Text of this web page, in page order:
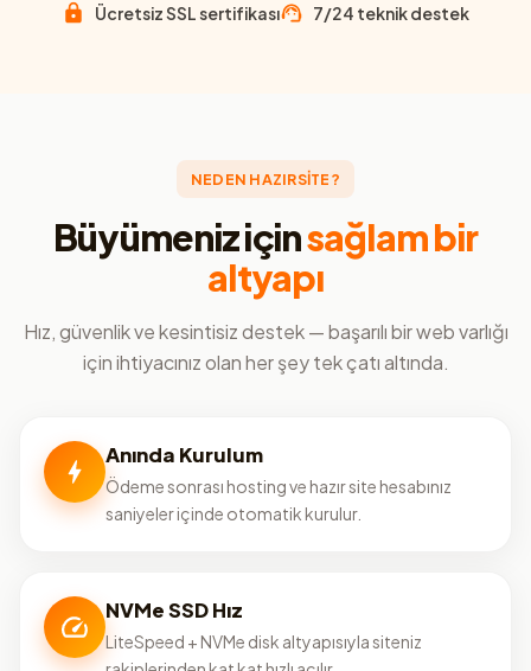
Ücretsiz SSL sertifikası 7/24 teknik destek
NEDEN HAZIRSİTE?
Büyümeniz içinsağlam bir
altyapı
Hız, güvenlik ve kesintisiz destek — başarılı bir web varlığı
için ihtiyacınız olan her şey tek çatı altında.
Anında Kurulum
Ödeme sonrası hosting ve hazır site hesabınız
saniyeler içinde otomatik kurulur.
NVMe SSD Hız
LiteSpeed + NVMe disk altyapısıyla siteniz